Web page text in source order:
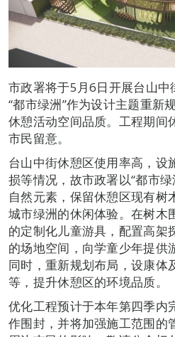
市政署将于5月6日开展台山中
“都市绿洲”作为设计主题重新
休憩活动空间品质。工程期间
市民留意。
台山中街休憩区使用率高，设
损等情况，故市政署以“都市
自然元素，保留休憩区现有树
城市绿洲的休闲体验。在树木
的定制化儿童游具，配置高架
的场地空间，向学童少年提供
同时，重新规划布局，设康体
等，提升休憩区的环境品质。
优化工程预计于本年第四季内
作围封，并将加强施工范围的